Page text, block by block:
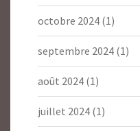
octobre 2024 (1)
septembre 2024 (1)
août 2024 (1)
juillet 2024 (1)